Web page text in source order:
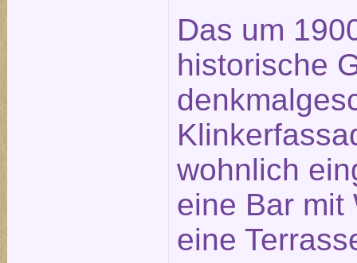
Das um
historische
wohnlich
eine Bar mit
eine